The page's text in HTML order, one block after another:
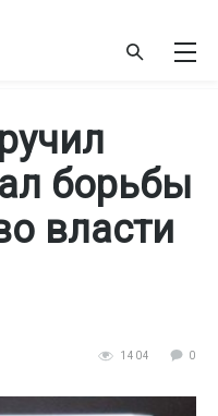
борьбы
власти
1404 0